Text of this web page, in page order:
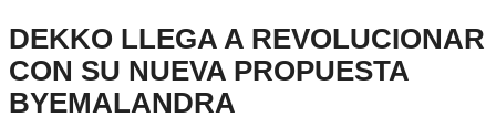
DEKKO LLEGA A REVOLUCIONAR
CON SU NUEVA PROPUESTA
BYEMALANDRA